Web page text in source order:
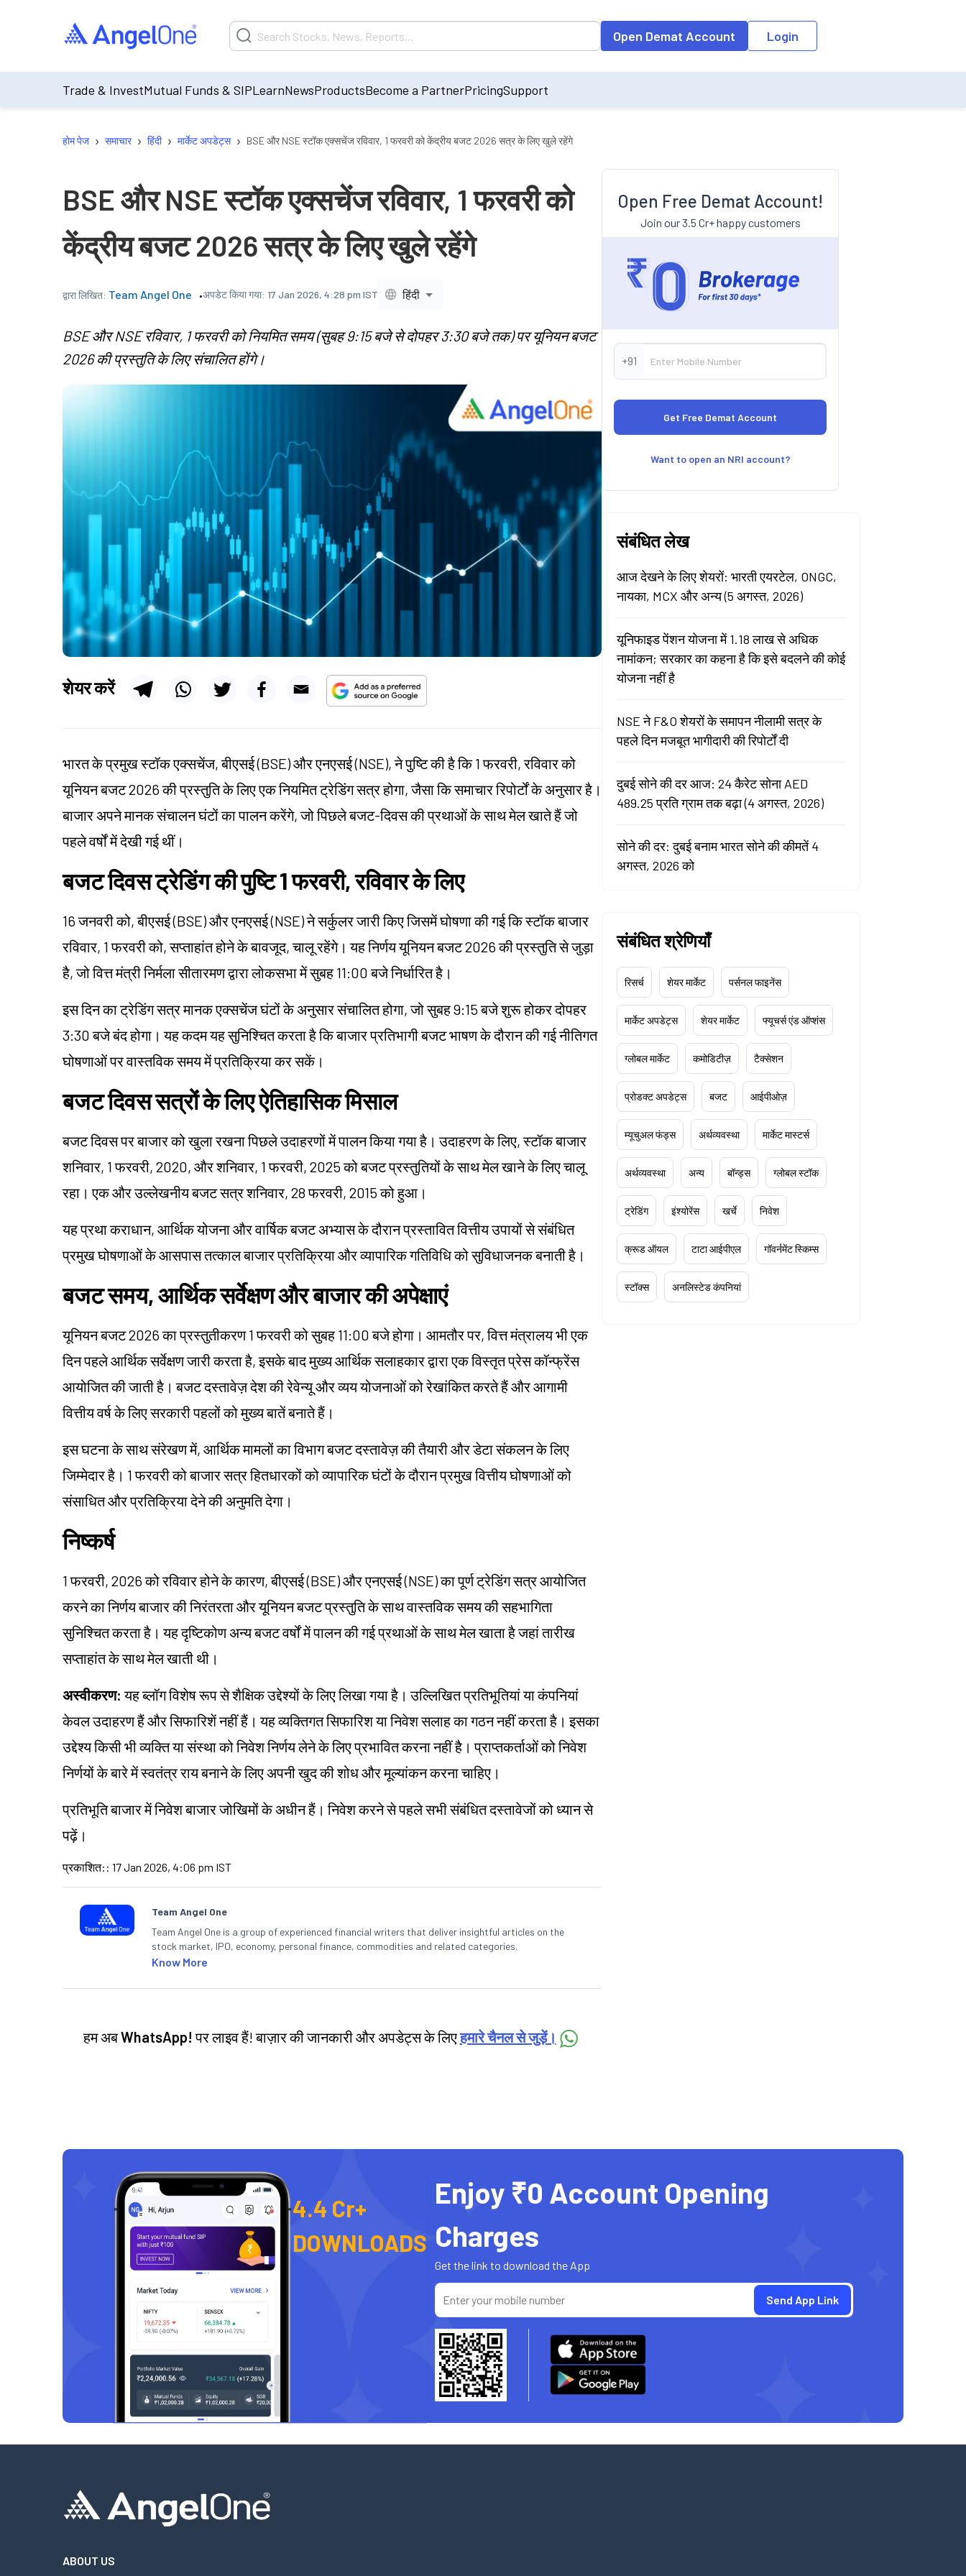
Open Demat Account Login
Trade & InvestMutual Funds & SIPLearnNewsProductsBecome a PartnerPricingSupport
होम पेज › समाचार › हिंदी › मार्केट अपडेट्स › BSE और NSE स्टॉक एक्सचेंज रविवार, 1 फरवरी को केंद्रीय बजट 2026 सत्र के लिए खुले रहेंगे
BSE और NSE स्टॉक एक्सचेंज रविवार, 1 फरवरी को
केंद्रीय बजट 2026 सत्र के लिए खुले रहेंगे
द्वारा लिखित: Team Angel One अपडेट किया गया: 17 Jan 2026, 4:28 pm IST हिंदी
BSE और NSE रविवार, 1 फरवरी को नियमित समय (सुबह 9:15 बजे से दोपहर 3:30 बजे तक) पर यूनियन बजट
2026 की प्रस्तुति के लिए संचालित होंगे।
शेयर करें
भारत के प्रमुख स्टॉक एक्सचेंज, बीएसई (BSE) और एनएसई (NSE), ने पुष्टि की है कि 1 फरवरी, रविवार को
यूनियन बजट 2026 की प्रस्तुति के लिए एक नियमित ट्रेडिंग सत्र होगा, जैसा कि समाचार रिपोर्टों के अनुसार है।
बाजार अपने मानक संचालन घंटों का पालन करेंगे, जो पिछले बजट-दिवस की प्रथाओं के साथ मेल खाते हैं जो
पहले वर्षों में देखी गई थीं।
बजट दिवस ट्रेडिंग की पुष्टि 1 फरवरी, रविवार के लिए
16 जनवरी को, बीएसई (BSE) और एनएसई (NSE) ने सर्कुलर जारी किए जिसमें घोषणा की गई कि स्टॉक बाजार
रविवार, 1 फरवरी को, सप्ताहांत होने के बावजूद, चालू रहेंगे। यह निर्णय यूनियन बजट 2026 की प्रस्तुति से जुड़ा
है, जो वित्त मंत्री निर्मला सीतारमण द्वारा लोकसभा में सुबह 11:00 बजे निर्धारित है।
इस दिन का ट्रेडिंग सत्र मानक एक्सचेंज घंटों के अनुसार संचालित होगा, जो सुबह 9:15 बजे शुरू होकर दोपहर
3:30 बजे बंद होगा। यह कदम यह सुनिश्चित करता है कि बाजार प्रतिभागी बजट भाषण के दौरान की गई नीतिगत
घोषणाओं पर वास्तविक समय में प्रतिक्रिया कर सकें।
बजट दिवस सत्रों के लिए ऐतिहासिक मिसाल
बजट दिवस पर बाजार को खुला रखना पिछले उदाहरणों में पालन किया गया है। उदाहरण के लिए, स्टॉक बाजार
शनिवार, 1 फरवरी, 2020, और शनिवार, 1 फरवरी, 2025 को बजट प्रस्तुतियों के साथ मेल खाने के लिए चालू
रहा। एक और उल्लेखनीय बजट सत्र शनिवार, 28 फरवरी, 2015 को हुआ।
यह प्रथा कराधान, आर्थिक योजना और वार्षिक बजट अभ्यास के दौरान प्रस्तावित वित्तीय उपायों से संबंधित
प्रमुख घोषणाओं के आसपास तत्काल बाजार प्रतिक्रिया और व्यापारिक गतिविधि को सुविधाजनक बनाती है।
बजट समय, आर्थिक सर्वेक्षण और बाजार की अपेक्षाएं
यूनियन बजट 2026 का प्रस्तुतीकरण 1 फरवरी को सुबह 11:00 बजे होगा। आमतौर पर, वित्त मंत्रालय भी एक
दिन पहले आर्थिक सर्वेक्षण जारी करता है, इसके बाद मुख्य आर्थिक सलाहकार द्वारा एक विस्तृत प्रेस कॉन्फ्रेंस
आयोजित की जाती है। बजट दस्तावेज़ देश की रेवेन्यू और व्यय योजनाओं को रेखांकित करते हैं और आगामी
वित्तीय वर्ष के लिए सरकारी पहलों को मुख्य बातें बनाते हैं।
इस घटना के साथ संरेखण में, आर्थिक मामलों का विभाग बजट दस्तावेज़ की तैयारी और डेटा संकलन के लिए
जिम्मेदार है। 1 फरवरी को बाजार सत्र हितधारकों को व्यापारिक घंटों के दौरान प्रमुख वित्तीय घोषणाओं को
संसाधित और प्रतिक्रिया देने की अनुमति देगा।
निष्कर्ष
1 फरवरी, 2026 को रविवार होने के कारण, बीएसई (BSE) और एनएसई (NSE) का पूर्ण ट्रेडिंग सत्र आयोजित
करने का निर्णय बाजार की निरंतरता और यूनियन बजट प्रस्तुति के साथ वास्तविक समय की सहभागिता
सुनिश्चित करता है। यह दृष्टिकोण अन्य बजट वर्षों में पालन की गई प्रथाओं के साथ मेल खाता है जहां तारीख
सप्ताहांत के साथ मेल खाती थी।
अस्वीकरण: यह ब्लॉग विशेष रूप से शैक्षिक उद्देश्यों के लिए लिखा गया है। उल्लिखित प्रतिभूतियां या कंपनियां
केवल उदाहरण हैं और सिफारिशें नहीं हैं। यह व्यक्तिगत सिफारिश या निवेश सलाह का गठन नहीं करता है। इसका
उद्देश्य किसी भी व्यक्ति या संस्था को निवेश निर्णय लेने के लिए प्रभावित करना नहीं है। प्राप्तकर्ताओं को निवेश
निर्णयों के बारे में स्वतंत्र राय बनाने के लिए अपनी खुद की शोध और मूल्यांकन करना चाहिए।
प्रतिभूति बाजार में निवेश बाजार जोखिमों के अधीन हैं। निवेश करने से पहले सभी संबंधित दस्तावेजों को ध्यान से
पढ़ें।
प्रकाशित: : 17 Jan 2026, 4:06 pm IST
Team Angel One
Team Angel One is a group of experienced financial writers that deliver insightful articles on the
stock market, IPO, economy, personal finance, commodities and related categories.
Know More
हम अबWhatsApp! पर लाइव हैं! बाज़ार की जानकारी और अपडेट्स के लिएहमारे चैनल से जुड़ें।
Open Free Demat Account!
Join our 3.5 Cr+ happy customers
+91
Want to open an NRI account?
संबंधित लेख
आज देखने के लिए शेयरों: भारती एयरटेल, ONGC,
नायका, MCX और अन्य (5 अगस्त, 2026)
यूनिफाइड पेंशन योजना में 1.18 लाख से अधिक
नामांकन; सरकार का कहना है कि इसे बदलने की कोई
योजना नहीं है
NSE ने F&O शेयरों के समापन नीलामी सत्र के
पहले दिन मजबूत भागीदारी की रिपोर्टों दी
दुबई सोने की दर आज: 24 कैरेट सोना AED
489.25 प्रति ग्राम तक बढ़ा (4 अगस्त, 2026)
सोने की दर: दुबई बनाम भारत सोने की कीमतें 4
अगस्त, 2026 को
संबंधित श्रेणियाँ
रिसर्च शेयर मार्केट पर्सनल फाइनेंस
मार्केट अपडेट्स शेयर मार्केट फ्यूचर्स एंड ऑप्शंस
ग्लोबल मार्केट कमोडिटीज़ टैक्सेशन
प्रोडक्ट अपडेट्स बजट आईपीओज़
म्यूचुअल फंड्स अर्थव्यवस्था मार्केट मास्टर्स
अर्थव्यवस्था अन्य बॉन्ड्स ग्लोबल स्टॉक
ट्रेडिंग इंश्योरेंस खर्चे निवेश
क्रूड ऑयल टाटा आईपीएल गॉवर्नमेंट स्किम्स
स्टॉक्स अनलिस्टेड कंपनियां
4.4 Cr+
DOWNLOADS
Enjoy ₹0 Account Opening
Charges
Get the link to download the App
ABOUT US